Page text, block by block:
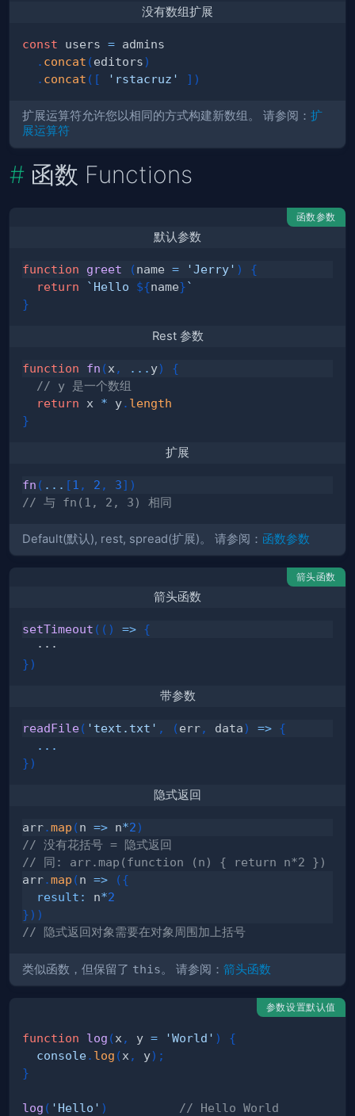
没有数组扩展
const users =
. concat (editors)
. concat ( [ 'rstacruz' ] )
扩展运算符允许您以相同的方式构建新数组。 请参阅： 扩
展运算符
函数 Functions
函数参数
默认参数
function greet (name = 'Jerry' )
{
return
` Hello ${name}`
}
Rest 参数
function fn (x , ... y)
{
// y 是一个数组
return x * y. length
}
扩展
fn ( ... [1 , 2 , 3] )
// 与 fn(1, 2, 3) 相同
Default(默认), rest, spread(扩展)。 请参阅： 函数参数
箭头函数
箭头函数
setTimeout ( ( ) => {
})
带参数
readFile( 'text.txt' , (err, data) => {
...
})
隐式返回
arr.map (n => n*2)
// 没有花括号 = 隐式返回
// 同: arr.map(function (n) { return n*2 })
arr.map (n => ({
result : n*2
}) )
// 隐式返回对象需要在对象周围加上括号
类似函数，但保留了 this。 请参阅： 箭头函数
参数设置默认值
function log (x , y = 'World' )
{
console. log (x , y) ;
}
log ( 'Hello' )
// Hello World